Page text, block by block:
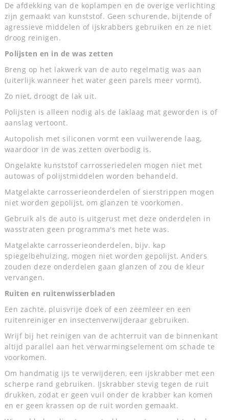
De afdekking van de koplampen en de overige verlichting
zijn gemaakt van kunststof. Geen schurende, bijtende of
agressieve middelen of ijskrabbers gebruiken en ze niet
droog reinigen.
Polijsten en in de was zetten
Breng op het lakwerk van de auto regelmatig was aan
(uiterlijk wanneer het water geen parels meer vormt).
Zo niet, droogt de lak uit.
Polijsten is alleen nodig als de laklaag mat geworden is of
aanslag vertoont.
Autopolish met siliconen vormt een vuilwerende laag,
waardoor in de was zetten overbodig is.
Ongelakte kunststof carrosseriedelen mogen niet met
autowas of polijstmiddelen worden behandeld.
Matgelakte carrosserieonderdelen of sierstrippen mogen
niet worden gepolijst, om glanzen te voorkomen.
Gebruik als de auto is uitgerust met deze onderdelen in
wasstraten geen programma's met hete was.
Matgelakte carrosserieonderdelen, bijv. kap
spiegelbehuizing, mogen niet worden gepolijst. Anders
zouden deze onderdelen gaan glanzen of zou de kleur
vervangen.
Ruiten en ruitenwisserbladen
Een zachte, pluisvrije doek of een zeemleer en een
ruitenreiniger en insectenverwijderaar gebruiken.
Wrijf bij het reinigen van de achterruit van de binnenkant
altijd parallel aan het verwarmingselement om schade te
voorkomen.
Om handmatig ijs te verwijderen, een ijskrabber met een
scherpe rand gebruiken. IJskrabber stevig tegen de ruit
drukken, zodat er geen vuil onder de krabber kan komen
en er geen krassen op de ruit worden gemaakt.